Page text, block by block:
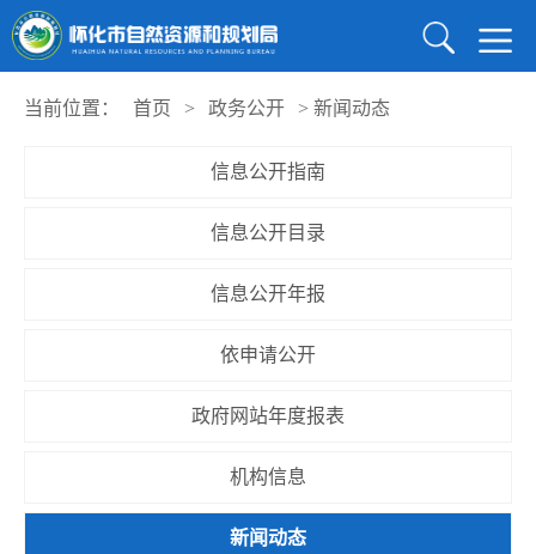
当前位置： 首页 > 政务公开 > 新闻动态
信息公开指南
信息公开目录
信息公开年报
依申请公开
政府网站年度报表
机构信息
新闻动态